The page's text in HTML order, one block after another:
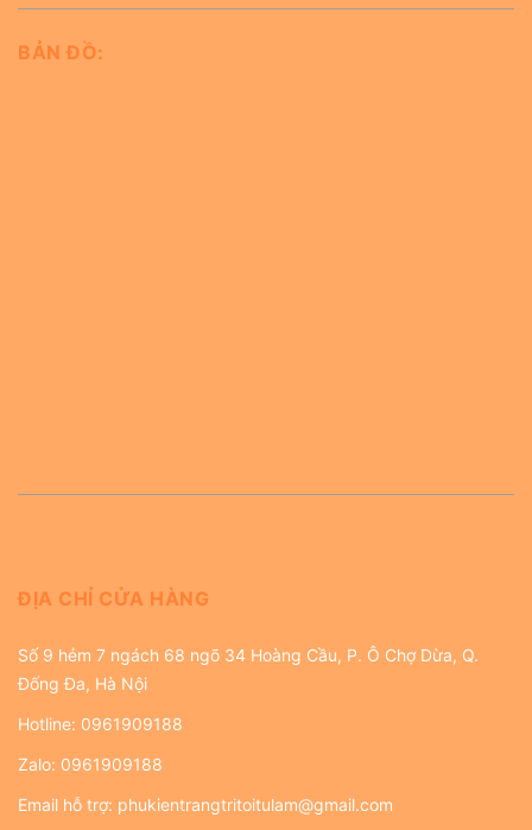
BẢN ĐỒ:
ĐỊA CHỈ CỬA HÀNG
Số 9 hẻm 7 ngách 68 ngõ 34 Hoàng Cầu, P. Ô Chợ Dừa, Q.
Đống Đa, Hà Nội
Hotline: 0961909188
Zalo: 0961909188
Email hỗ trợ: phukientrangtritoitulam@gmail.com